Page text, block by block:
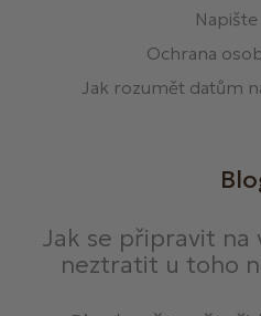
Ochrana
Jak rozumět datům
Jak se připravit na
neztratit u toho